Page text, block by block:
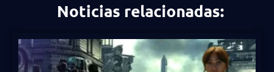
Noticias relacionadas: